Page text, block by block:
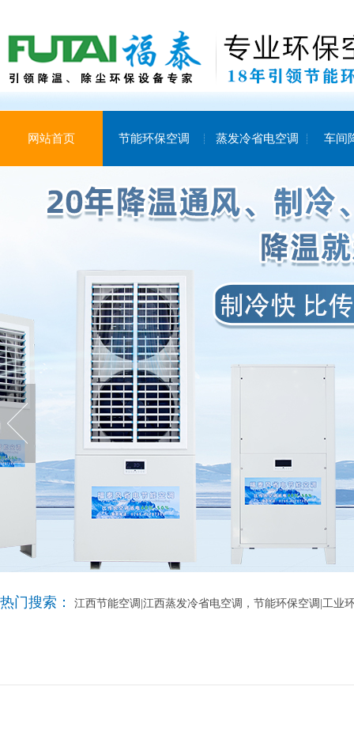
网站首页 节能环保空调 蒸发冷省电空调 车间
热门搜索： 江西节能空调|江西蒸发冷省电空调，节能环保空调|工业